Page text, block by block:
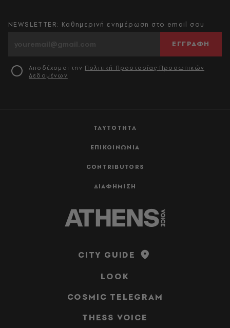
ΤΑΥΤΟΤΗΤΑ
ΕΠΙΚΟΙΝΩΝΙΑ
CONTRIBUTORS
ΔΙΑΦΗΜΙΣΗ
NEWSLETTER: Καθημερινή ενημέρωση στο email σου
ΕΓΓΡΑΦΗ
Αποδέχομαι την Πολιτική Προστασίας Προσωπικών
Δεδομένων
CITY GUIDE
LOOK
COSMIC TELEGRAM
THESS VOICE